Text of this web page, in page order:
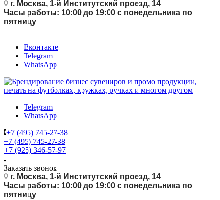
г. Москва, 1-й Институтский проезд, 14
Часы работы: 10:00 до 19:00 с понедельника по
пятницу
Вконтакте
Telegram
WhatsApp
Telegram
WhatsApp
+7 (495) 745-27-38
+7 (495) 745-27-38
+7 (925) 346-57-97
Заказать звонок
г. Москва, 1-й Институтский проезд, 14
Часы работы: 10:00 до 19:00 с понедельника по
пятницу